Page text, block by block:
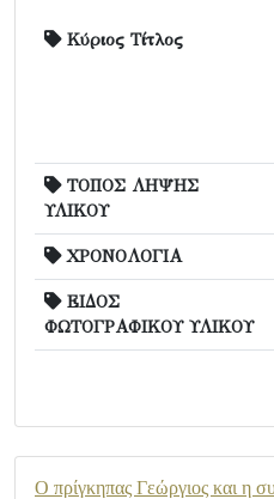
Κύριος Τίτλος
ΤΟΠΟΣ ΛΗΨΗΣ
ΥΛΙΚΟΥ
ΧΡΟΝΟΛΟΓΙΑ
ΕΙΔΟΣ
ΦΩΤΟΓΡΑΦΙΚΟΥ ΥΛΙΚΟΥ
Ο πρίγκηπας Γεώργιος και η